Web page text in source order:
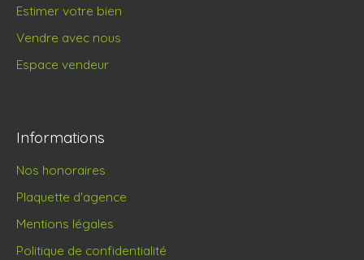
Estimer votre bien
Vendre avec nous
Espace vendeur
Informations
Nos honoraires
Plaquette d'agence
Mentions légales
Politique de confidentialité